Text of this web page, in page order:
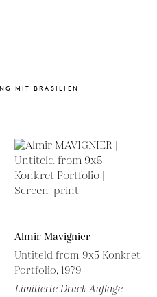
MIT BRASILIEN
Almir Mavignier
Untiteld from 9x5 Konkret
Portfolio, 1979
Limitierte Druck Auflage